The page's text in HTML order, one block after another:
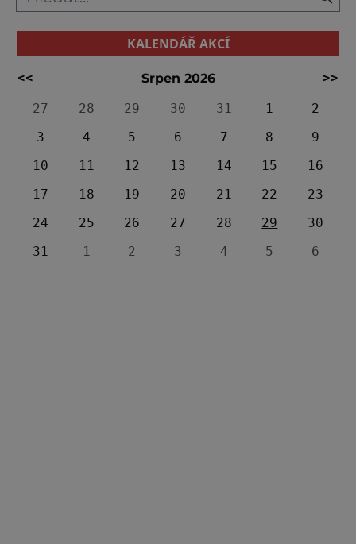
KALENDÁŘ AKCÍ
<< Srpen 2026
>>
27
28 29 30 31 1
2
3
4 5 6 7 8
9
10
11 12 13 14 15
16
17
18 19 20 21 22
23
24
25 26 27 28 29
30
31
1 2 3 4 5 6